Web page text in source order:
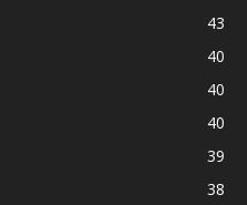
43
40
40
40
39
38